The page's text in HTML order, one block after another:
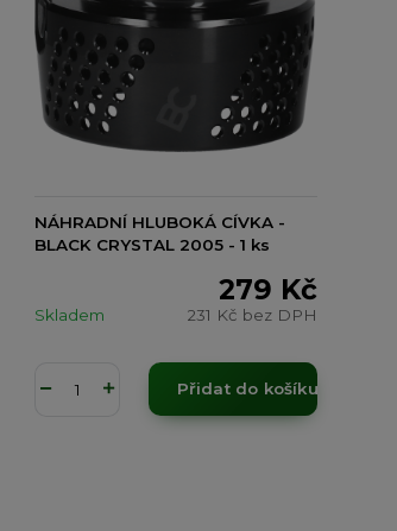
NÁHRADNÍ HLUBOKÁ CÍVKA -
BLACK CRYSTAL 2005 - 1 ks
279 Kč
231 Kč bez DPH
Skladem
Přidat do košíku